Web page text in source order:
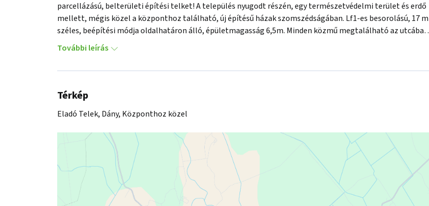
parcellázású, belterületi építési telket! A település nyugodt részén, egy természetvédelmi terület és erdő
mellett, mégis közel a központhoz található, új építésű házak szomszédságában. Lf1-es besorolású, 17 m
széles, beépítési módja oldalhatáron álló, épületmagasság 6,5m. Minden közmű megtalálható az utcában,
a bekötésük megegyezés tárgyát képezi.
napján!
További leírás
Térkép
Eladó Telek, Dány, Központhoz közel